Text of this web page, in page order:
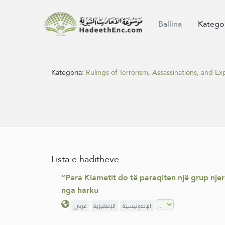
Ballina
Kategoria: Rulings of Terrorism, Assassinations, and
Lista e haditheve
“Para Kiametit do të paraqiten një grup
nga harku
عربي الإنجليزية الإندونيسية